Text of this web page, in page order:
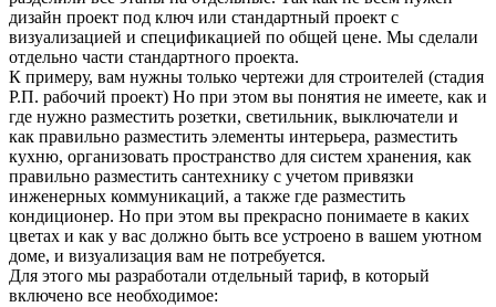
дизайн проект под ключ или стандартный проект с
визуализацией и спецификацией по общей цене. Мы сделали
отдельно части стандартного проекта.
К примеру, вам нужны только чертежи для строителей (стадия
Р.П. рабочий проект) Но при этом вы понятия не имеете, как и
где нужно разместить розетки, светильник, выключатели и
как правильно разместить элементы интерьера, разместить
кухню, организовать пространство для систем хранения, как
правильно разместить сантехнику с учетом привязки
инженерных коммуникаций, а также где разместить
кондиционер. Но при этом вы прекрасно понимаете в каких
цветах и как у вас должно быть все устроено в вашем уютном
доме, и визуализация вам не потребуется.
Для этого мы разработали отдельный тариф, в который
включено все необходимое: